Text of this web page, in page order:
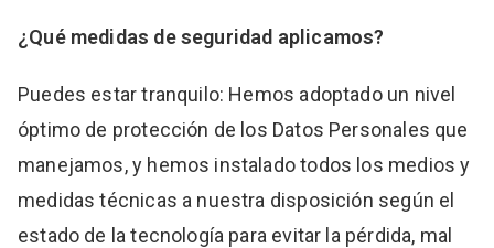
¿Qué medidas de seguridad aplicamos?
Puedes estar tranquilo: Hemos adoptado un nivel
óptimo de protección de los Datos Personales que
manejamos, y hemos instalado todos los medios y
medidas técnicas a nuestra disposición según el
estado de la tecnología para evitar la pérdida, mal